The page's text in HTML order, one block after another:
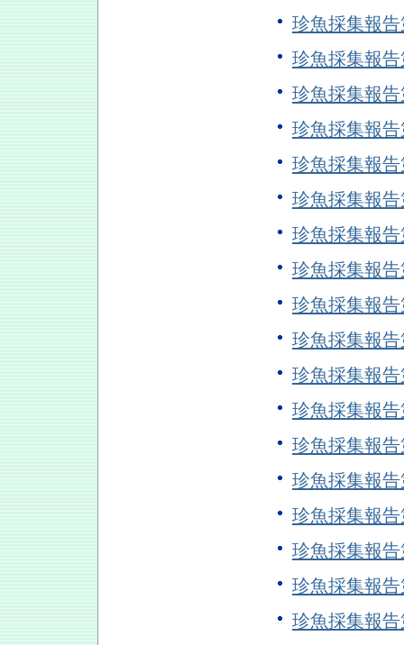
珍魚採集報
珍魚採集報
珍魚採集報
珍魚採集報
珍魚採集報
珍魚採集報
珍魚採集報
珍魚採集報
珍魚採集報
珍魚採集報
珍魚採集報
珍魚採集報
珍魚採集報
珍魚採集報
珍魚採集報
珍魚採集報
珍魚採集報
珍魚採集報